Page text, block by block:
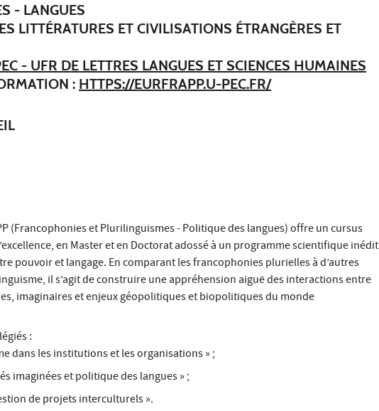
- LANGUES
LITTÉRATURES ET CIVILISATIONS ÉTRANGÈRES ET
- UFR DE LETTRES LANGUES ET SCIENCES HUMAINES
: HTTPS://EURFRAPP.U-PEC.FR/
(Francophonies et Plurilinguismes - Politique des langues) offre un cursus
en Master et en Doctorat adossé à un programme scientifique inédit
pouvoir et langage. En comparant les francophonies plurielles à d’autres
il s’agit de construire une appréhension aiguë des interactions entre
imaginaires et enjeux géopolitiques et biopolitiques du monde
:
dans les institutions et les organisations » ;
imaginées et politique des langues » ;
de projets interculturels ».